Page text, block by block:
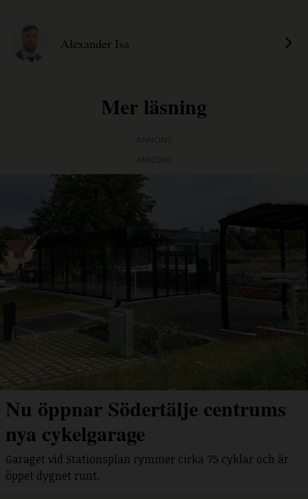
Alexander Isa
Mer läsning
Nu öppnar Södertälje centrums
nya cykelgarage
Garaget vid Stationsplan rymmer cirka 75 cyklar och är
öppet dygnet runt.